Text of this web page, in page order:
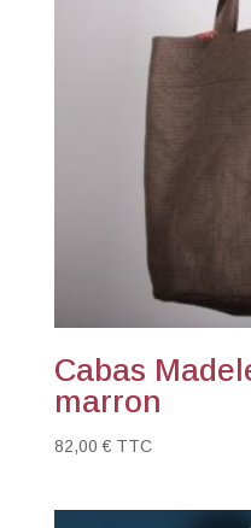
Cabas
marron
82,00€ TTC